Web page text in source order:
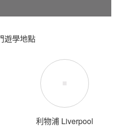
遊學地點
利物浦 Liverpool